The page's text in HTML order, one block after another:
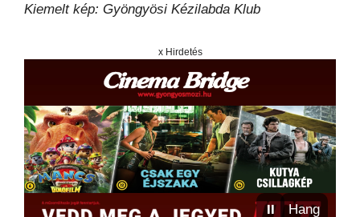
Kiemelt kép: Gyöngyösi Kézilabda Klub
x Hirdetés
⏸ Hang